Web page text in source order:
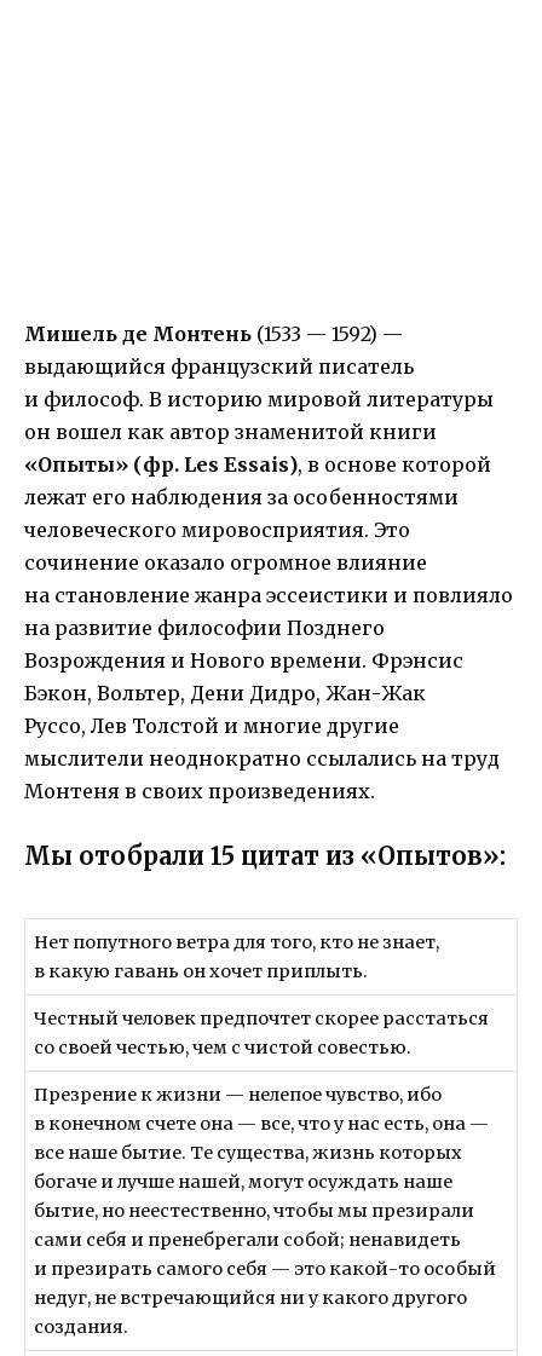
Мишель де Монтень (1533 — 1592) —
выдающийся французский писатель
и философ. В историю мировой литературы
он вошел как автор знаменитой книги
«Опыты» (фр. Les Essais), в основе которой
лежат его наблюдения за особенностями
человеческого мировосприятия. Это
сочинение оказало огромное влияние
на становление жанра эссеистики и повлияло
на развитие философии Позднего
Возрождения и Нового времени. Фрэнсис
Бэкон, Вольтер, Дени Дидро, Жан-Жак
Руссо, Лев Толстой и многие другие
мыслители неоднократно ссылались на труд
Монтеня в своих произведениях.
Мы отобрали 15 цитат из «Опытов»:
Нет попутного ветра для того, кто не знает,
в какую гавань он хочет приплыть.
Честный человек предпочтет скорее расстаться
со своей честью, чем с чистой совестью.
Презрение к жизни — нелепое чувство, ибо
в конечном счете она — все, что у нас есть, она —
все наше бытие. Те существа, жизнь которых
богаче и лучше нашей, могут осуждать наше
бытие, но неестественно, чтобы мы презирали
сами себя и пренебрегали собой; ненавидеть
и презирать самого себя — это какой-то особый
недуг, не встречающийся ни у какого другого
создания.